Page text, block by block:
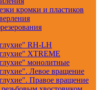
кромки и пластиков
RH-LH
XTREME
монолитные
Левое вращение
Правое вращение